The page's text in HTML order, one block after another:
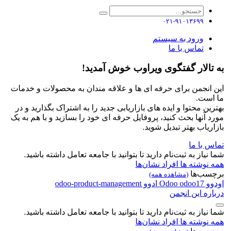
۰۲۱-۹۱۰۱۳۶۹۹
ورود به سیستم
تماس با ما
به تالار گفتگوی ویراوب خوش آمدید!
این انجمن برای حرفه ای ها و علاقه مندان به محصولات و خدمات
ما است.
بهترین محتوا و ایده های بازاریابی جدید را به اشتراک بگذارید و در
مورد آنها بحث کنید، پروفایل حرفه ای خود را بسازید و با هم به یک
بازاریاب بهتر تبدیل شوید.
تماس با ما
شما نیاز به ثبت‌نام دارید تا بتوانید با جامعه تعامل داشته باشید.
همه نوشته ها افراد نشان‌ها
برچسب‌ها (مشاهده همه)
اودوو Odoo odoo17 ادوو odoo-product-management
درباره این انجمن
شما نیاز به ثبت‌نام دارید تا بتوانید با جامعه تعامل داشته باشید.
همه نوشته ها افراد نشان‌ها